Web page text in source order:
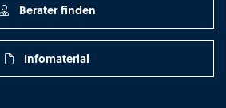
Berater finden
Infomaterial